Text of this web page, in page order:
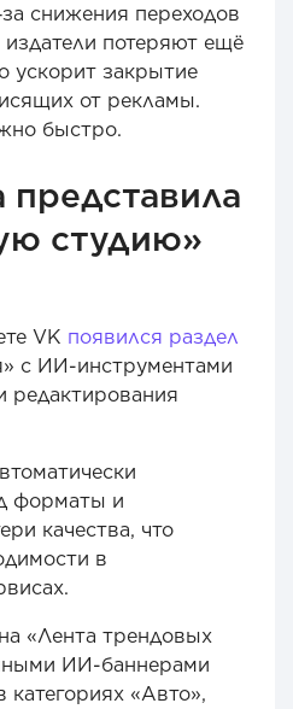
снижения переходов
потеряют ещё
ускорит закрытие
от рекламы.
быстро.
представила
студию»
VK появился раздел
с ИИ-инструментами
редактирования
форматы и
качества, что
в
«Лента трендовых
ИИ-баннерами
категориях «Авто»,